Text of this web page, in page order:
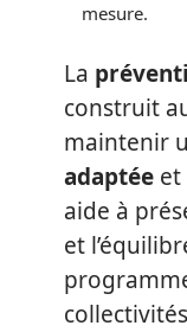
mesure.
La
construit
maintenir
adaptée et
aide à
et